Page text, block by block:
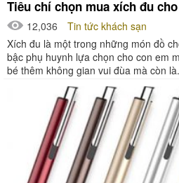
Tiêu chí chọn mua xích đu
12,036
Tin tức khách sạn
Xích đu là một trong những món đồ
bậc phụ huynh lựa chọn cho con em
bé thêm không gian vui đùa mà còn